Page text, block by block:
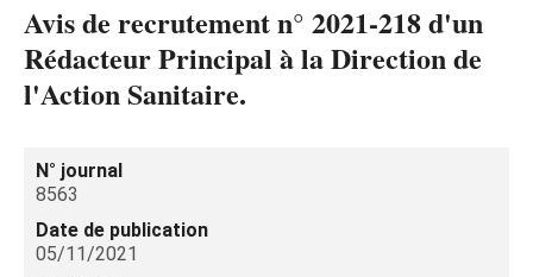
Avis de recrutement n° 2021-218 d'un
Rédacteur Principal à la Direction de
l'Action Sanitaire.
N° journal
8563
Date de publication
05/11/2021